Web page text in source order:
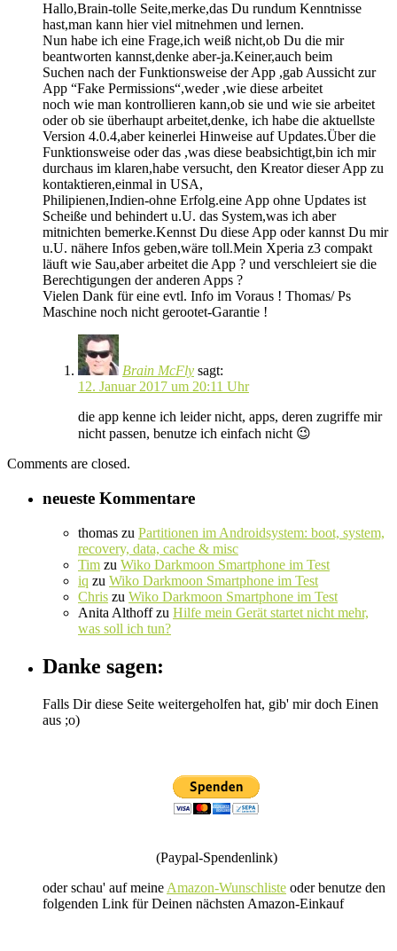
Hallo,Brain-tolle Seite,merke,das Du rundum Kenntnisse
hast,man kann hier viel mitnehmen und lernen.
Nun habe ich eine Frage,ich weiß nicht,ob Du die mir
beantworten kannst,denke aber-ja.Keiner,auch beim
Suchen nach der Funktionsweise der App ,gab Aussicht zur
App “Fake Permissions“,weder ,wie diese arbeitet
noch wie man kontrollieren kann,ob sie und wie sie arbeitet
oder ob sie überhaupt arbeitet,denke, ich habe die aktuellste
Version 4.0.4,aber keinerlei Hinweise auf Updates.Über die
Funktionsweise oder das ,was diese beabsichtigt,bin ich mir
durchaus im klaren,habe versucht, den Kreator dieser App zu
kontaktieren,einmal in USA,
Philipienen,Indien-ohne Erfolg.eine App ohne Updates ist
Scheiße und behindert u.U. das System,was ich aber
mitnichten bemerke.Kennst Du diese App oder kannst Du mir
u.U. nähere Infos geben,wäre toll.Mein Xperia z3 compakt
läuft wie Sau,aber arbeitet die App ? und verschleiert sie die
Berechtigungen der anderen Apps ?
Vielen Dank für eine evtl. Info im Voraus ! Thomas/ Ps
Maschine noch nicht gerootet-Garantie !
Brain McFly sagt:
12. Januar 2017 um 20:11 Uhr
die app kenne ich leider nicht, apps, deren zugriffe mir
nicht passen, benutze ich einfach nicht 😉
Comments are closed.
neueste Kommentare
thomas zu Partitionen im Androidsystem: boot, system,
recovery, data, cache & misc
Tim zu Wiko Darkmoon Smartphone im Test
iq zu Wiko Darkmoon Smartphone im Test
Chris zu Wiko Darkmoon Smartphone im Test
Anita Althoffzu Hilfe mein Gerät startet nicht mehr,
was soll ich tun?
Danke sagen:
Falls Dir diese Seite weitergeholfen hat, gib' mir doch Einen
aus ;o)
(Paypal-Spendenlink)
oder schau' auf meine Amazon-Wunschliste oder benutze den
folgenden Link für Deinen nächsten Amazon-Einkauf